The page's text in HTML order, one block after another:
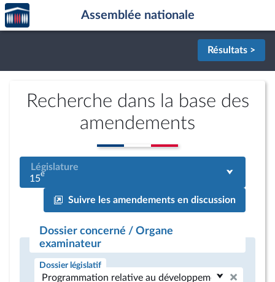
Aller au contenu
Aller en bas de la page
Accèder
à la
page
Assemblée nationale
Résultats >
Recherche dans la base des
amendements
Législature
15e
Suivre les amendements en discussion
Dossier concerné / Organe
examinateur
Dossier législatif